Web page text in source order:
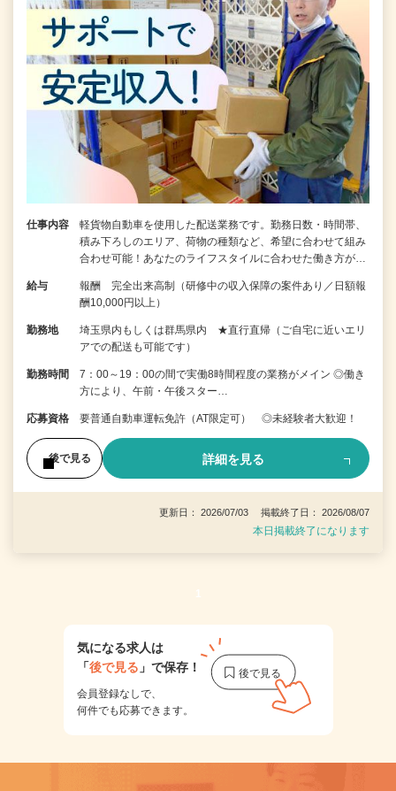
仕事内容
軽貨物自動車を使用した配送業務です。勤務日数・時間帯、
積み下ろしのエリア、荷物の種類など、希望に合わせて組み
合わせ可能！あなたのライフスタイルに合わせた働き方が…
給与
報酬 完全出来高制（研修中の収入保障の案件あり／日額報
酬10,000円以上）
勤務地
埼玉県内もしくは群馬県内 ★直行直帰（ご自宅に近いエリ
アでの配送も可能です）
勤務時間
7：00～19：00の間で実働8時間程度の業務がメイン ◎働き
方により、午前・午後スター…
応募資格 要普通自動車運転免許（AT限定可） ◎未経験者大歓迎！
後で見る 詳細を見る
更新日： 2026/07/03 掲載終了日： 2026/08/07
本日掲載終了になります
1
気になる求人は
「後で見る 」で保存！
会員登録なしで、
何件でも応募できます。